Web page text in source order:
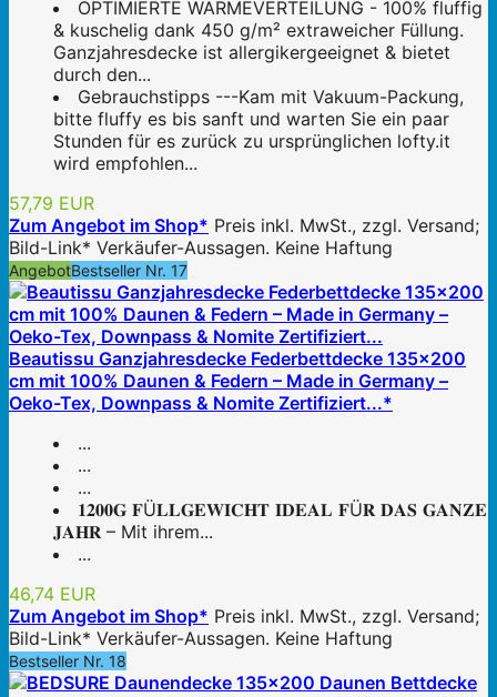
OPTIMIERTE WÄRMEVERTEILUNG - 100% fluffig
& kuschelig dank 450 g/m² extraweicher Füllung.
Ganzjahresdecke ist allergikergeeignet & bietet
durch den...
Gebrauchstipps ---Kam mit Vakuum-Packung,
bitte fluffy es bis sanft und warten Sie ein paar
Stunden für es zurück zu ursprünglichen lofty.it
wird empfohlen...
57,79 EUR
Zum Angebot im Shop* Preis inkl. MwSt., zzgl. Versand;
Bild-Link* Verkäufer-Aussagen. Keine Haftung
AngebotBestseller Nr. 17
Beautissu Ganzjahresdecke Federbettdecke 135x200
cm mit 100% Daunen & Federn – Made in Germany –
Oeko-Tex, Downpass & Nomite Zertifiziert...*
...
...
...
𝟏𝟐𝟎𝟎𝐆 𝐅Ü𝐋𝐋𝐆𝐄𝐖𝐈𝐂𝐇𝐓 𝐈𝐃𝐄𝐀𝐋 𝐅Ü𝐑 𝐃𝐀𝐒 𝐆𝐀𝐍𝐙𝐄
𝐉𝐀𝐇𝐑 – Mit ihrem...
...
46,74 EUR
Zum Angebot im Shop* Preis inkl. MwSt., zzgl. Versand;
Bild-Link* Verkäufer-Aussagen. Keine Haftung
Bestseller Nr. 18